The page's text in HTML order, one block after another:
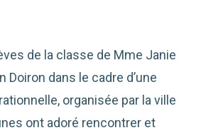
de la classe de Mme Janie
Doiron dans le cadre d’une
organisée par la ville
ont adoré rencontrer et